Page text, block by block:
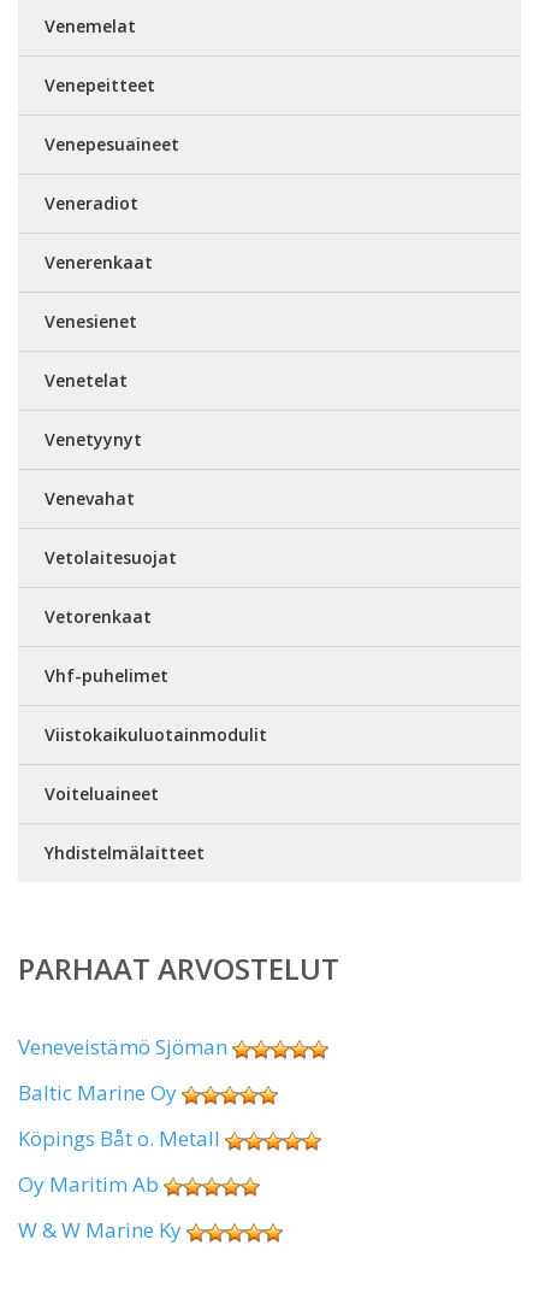
Venemelat
Venepeitteet
Venepesuaineet
Veneradiot
Venerenkaat
Venesienet
Venetelat
Venetyynyt
Venevahat
Vetolaitesuojat
Vetorenkaat
Vhf-puhelimet
Viistokaikuluotainmodulit
Voiteluaineet
Yhdistelmälaitteet
PARHAAT ARVOSTELUT
Veneveistämö Sjöman
Baltic Marine Oy
Köpings Båt o. Metall
Oy Maritim Ab
W & W Marine Ky